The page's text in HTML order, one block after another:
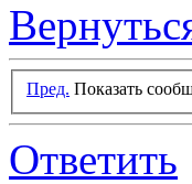
Пред. Показать
Ответить